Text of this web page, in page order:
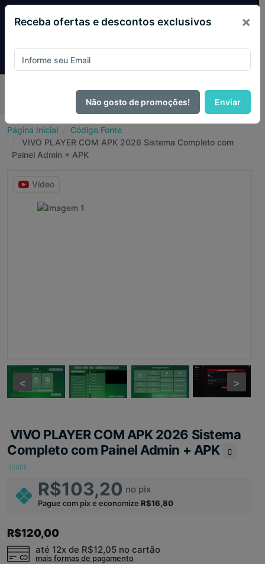
PIX e ganhe 14% OFF em todo o site no mês
de Agosto.
Página Inicial
Código Fonte
VIVO PLAYER COM APK 2026 Sistema Completo com
Painel Admin + APK
Vídeo
< >
< >
VIVO PLAYER COM APK 2026 Sistema
Completo com Painel Admin + APK
R$103,20 no pix
Pague com pix e economize R$16,80
R$120,00
até 12x de R$12,05 no cartão
mais formas de pagamento
Receba ofertas e descontos exclusivos ×
Não gosto de promoções! Enviar